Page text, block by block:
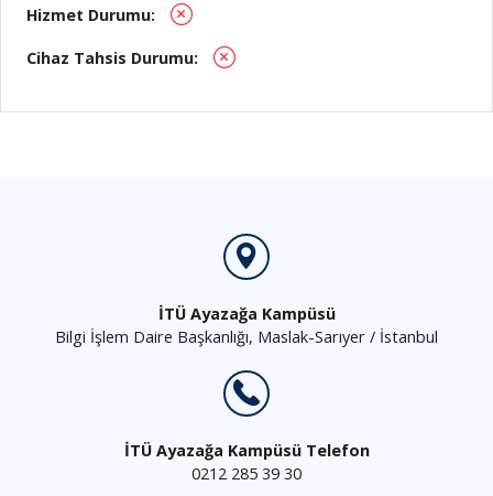
Hizmet Durumu:
Cihaz Tahsis Durumu:
İTÜ Ayazağa Kampüsü
Bilgi İşlem Daire Başkanlığı, Maslak-Sarıyer / İstanbul
İTÜ Ayazağa Kampüsü Telefon
0212 285 39 30